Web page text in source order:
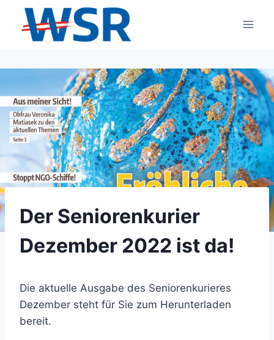
Inhalt
springen
Der Seniorenkurier
Dezember 2022 ist da!
Die aktuelle Ausgabe des Seniorenkurieres
Dezember steht für Sie zum Herunterladen
bereit.